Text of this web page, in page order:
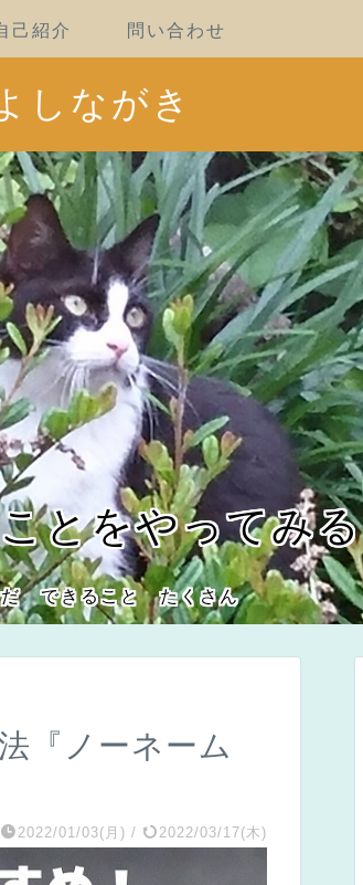
己紹介 問い合わせ
しながき
とをやってみる
だ できること たくさん
『ノーネーム
2022/01/03(月) / 2022/03/17(木)